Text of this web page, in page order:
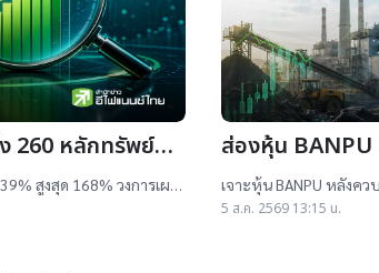
260 หลักทรัพย์
สุด 168%
สูงสุด 168% วงการเผย
มต้องการลงทุนหุ้นเทคฯสูง
ส่องหุ้น BANPU
โน้มธุรกิจแจ่ม แ
16.50 บาท
เจาะหุ้น BANPU หลังคว
70 โต 19-22% เคาะรา
5 ส.ค. 2569 13:15 น.